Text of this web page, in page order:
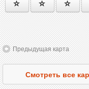
Предыдущая карта
Смотреть все